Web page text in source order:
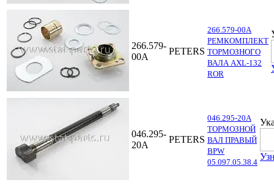
266.579-
00A
PETERS
266.579-00A
РЕМКОМПЛЕКТ
ТОРМОЗНОГО
ВАЛА AXL-132
ROR
046.295-
20A
PETERS
046.295-20A
ТОРМОЗНОЙ
ВАЛ ПРАВЫЙ
BPW
05.097.05.38.4